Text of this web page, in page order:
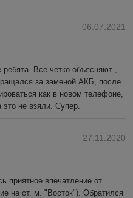
06.07.2021
Все четко объясняют ,
за заменой АКБ, после
как в новом телефоне,
это не взяли. Супер.
27.11.2020
приятное впечатление от
на ст. м. "Восток"). Обратился